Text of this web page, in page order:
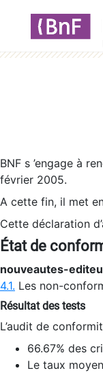
BNF s ’engage à
février 2005.
A cette fin, il met
Cette déclaration
État de
nouveautes-
4.1. Les non-
Résultat des tests
L’audit de
66.67% des
Le taux